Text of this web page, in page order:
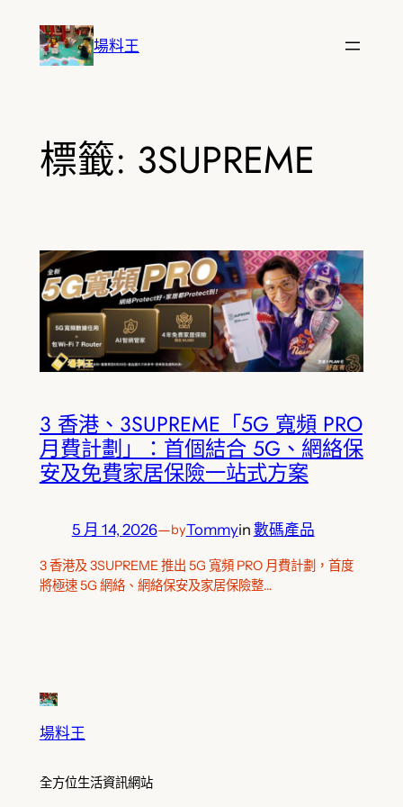
場料王
標籤: 3SUPREME
3 香港、3SUPREME「5G 寬頻 PRO
月費計劃」：首個結合 5G、網絡保
安及免費家居保險一站式方案
5 月 14, 2026—byTommyin 數碼產品
3 香港及 3SUPREME 推出 5G 寬頻 PRO 月費計劃，首度
將極速 5G 網絡、網絡保安及家居保險整…
場料王
全方位生活資訊網站